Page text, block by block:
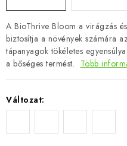
A BioThrive Bloom a virágzás
biztosítja a növények számára
tápanyagok tökéletes
a bőséges termést. Több
Változat: